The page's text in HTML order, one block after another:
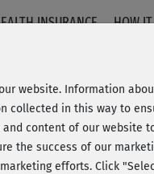
INSURANCE HOW
20% Rabatt +
website. Information
collected in this way to
content of our website
the success of our
efforts. Click